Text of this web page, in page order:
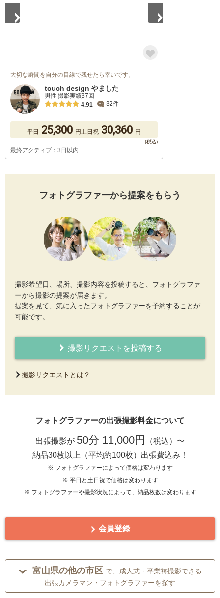
大切な瞬間を自分の目線で残せたら幸いです。
touch design やました
男性 撮影実績37回
4.91
32件
平日 25,300 円土日祝 30,360 円
最終アクティブ：3日以内
フォトグラファーから提案をもらう
撮影希望日、場所、撮影内容を投稿すると、フォトグラファ
ーから撮影の提案が届きます。
提案を見て、気に入ったフォトグラファーを予約することが
可能です。
撮影リクエストを投稿する
撮影リクエストとは？
フォトグラファーの出張撮影料金について
出張撮影が 50分 11,000円
（税込）〜
納品30枚以上（平均約100枚）出張費込み！
※ フォトグラファーによって価格は変わります
※ 平日と土日祝で価格は変わります
※ フォトグラファーや撮影状況によって、納品枚数は変わります
会員登録
富山県の他の市区 で、成人式・卒業袴撮影できる
出張カメラマン・フォトグラファーを探す